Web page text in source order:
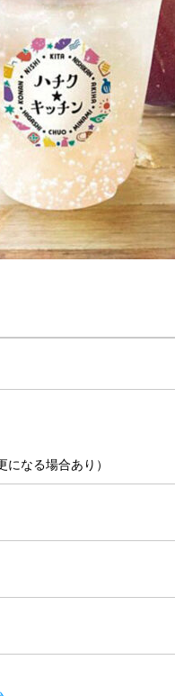
なる場合あり）